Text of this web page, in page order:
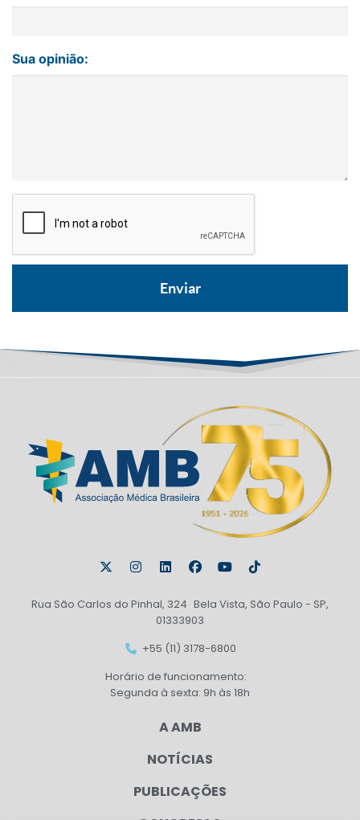
Sua opinião:
Rua São Carlos do Pinhal, 324 Bela Vista, São Paulo - SP,
01333903
+55 (11) 3178-6800
Horário de funcionamento:
Segunda à sexta: 9h às 18h
A AMB
NOTÍCIAS
PUBLICAÇÕES